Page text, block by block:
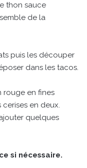
thon sauce
de la
puis les découper
dans les tacos.
rouge en fines
en deux.
quelques
si nécessaire.